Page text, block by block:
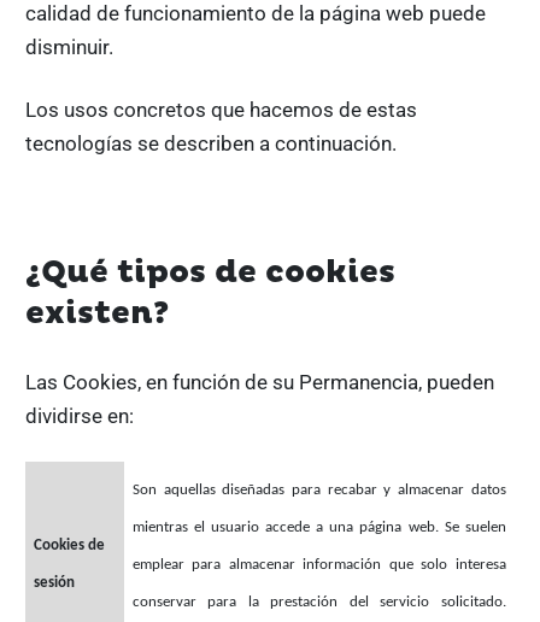
calidad de funcionamiento de la página web puede
disminuir.
Los usos concretos que hacemos de estas
tecnologías se describen a continuación.
¿Qué tipos de cookies
existen?
Las Cookies, en función de su Permanencia, pueden
dividirse en:
Cookies de
sesión
Son aquellas diseñadas para recabar y almacenar datos
mientras el usuario accede a una página web. Se suelen
emplear para almacenar información que solo interesa
conservar para la prestación del servicio solicitado.